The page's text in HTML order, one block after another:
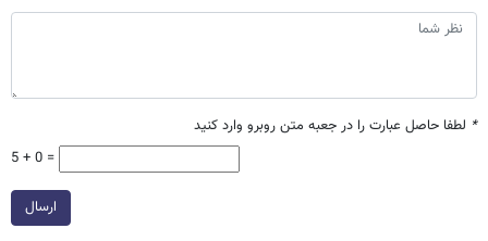
* لطفا حاصل عبارت را در جعبه متن روبرو وارد کنید
5 + 0 =
ارسال